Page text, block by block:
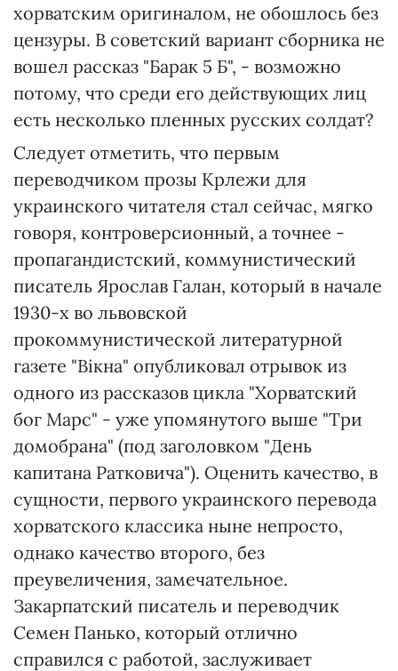
хорватским оригиналом, не обошлось без
цензуры. В советский вариант сборника не
вошел рассказ "Барак 5 Б", - возможно
потому, что среди его действующих лиц
есть несколько пленных русских солдат?
Следует отметить, что первым
переводчиком прозы Крлежи для
украинского читателя стал сейчас, мягко
говоря, контроверсионный, а точнее -
пропагандистский, коммунистический
писатель Ярослав Галан, который в начале
1930-х во львовской
прокоммунистической литературной
газете "Вікна" опубликовал отрывок из
одного из рассказов цикла "Хорватский
бог Марс" - уже упомянутого выше "Три
домобрана" (под заголовком "День
капитана Ратковича"). Оценить качество, в
сущности, первого украинского перевода
хорватского классика ныне непросто,
однако качество второго, без
преувеличения, замечательное.
Закарпатский писатель и переводчик
Семен Панько, который отлично
справился с работой, заслуживает